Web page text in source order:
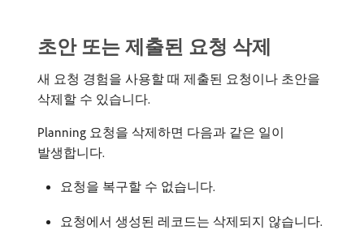
초안 또는 제출된 요청 삭제
새 요청 경험을 사용할 때 제출된 요청이나 초안을
삭제할 수 있습니다.
Planning 요청을 삭제하면 다음과 같은 일이
발생합니다.
요청을 복구할 수 없습니다.
요청에서 생성된 레코드는 삭제되지 않습니다.